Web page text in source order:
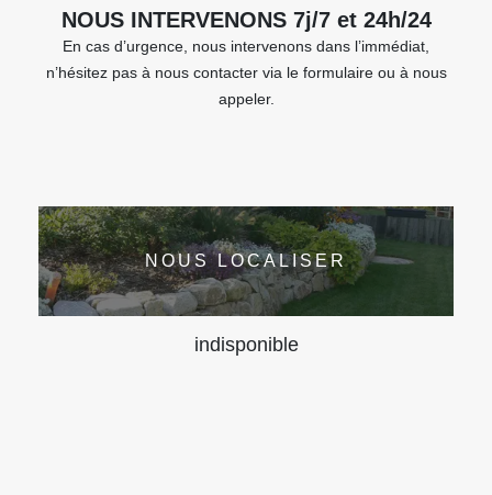
NOUS INTERVENONS 7j/7 et 24h/24
En cas d’urgence, nous intervenons dans l’immédiat,
n’hésitez pas à nous contacter via le formulaire ou à nous
appeler.
NOUS LOCALISER
indisponible